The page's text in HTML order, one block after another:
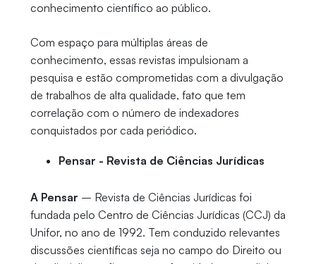
conhecimento científico ao público.
Com espaço para múltiplas áreas de
conhecimento, essas revistas impulsionam a
pesquisa e estão comprometidas com a divulgação
de trabalhos de alta qualidade, fato que tem
correlação com o número de indexadores
conquistados por cada periódico.
Pensar - Revista de Ciências Jurídicas
A Pensar – Revista de Ciências Jurídicas foi
fundada pelo Centro de Ciências Jurídicas (CCJ) da
Unifor, no ano de 1992. Tem conduzido relevantes
discussões científicas seja no campo do Direito ou